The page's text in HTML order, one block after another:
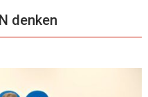
denken